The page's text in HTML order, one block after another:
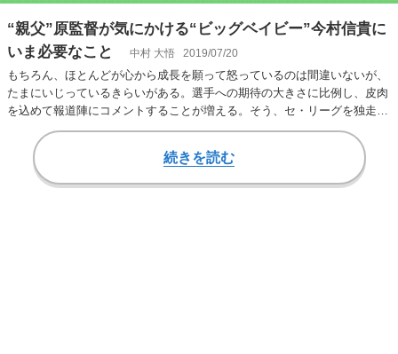
“親父”原監督が気にかける“ビッグベイビー”今村信貴に
いま必要なこと
中村 大悟 2019/07/20
もちろん、ほとんどが心から成長を願って怒っているのは間違いないが、
たまにいじっているきらいがある。選手への期待の大きさに比例し、皮肉
を込めて報道陣にコメントすることが増える。そう、セ・リーグを独走す
る原監督の心配の…
続きを読む